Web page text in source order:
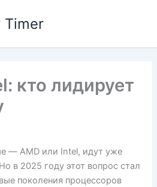
Timer
кто лидирует
— AMD или Intel, идут уже
в 2025 году этот вопрос стал
поколения процессоров